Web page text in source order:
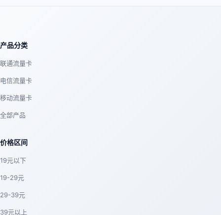
产品分类
联通流量卡
电信流量卡
移动流量卡
全部产品
价格区间
19元以下
19-29元
29-39元
39元以上